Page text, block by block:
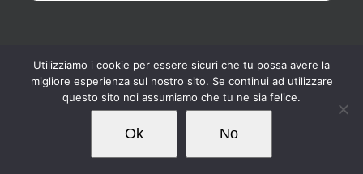
Copyright 2017 Tennis Club Kipling | All Rights Reserved |Privacy
Cookies| Powered byLoto Servizi
FacebookInstagram
Utilizziamo i cookie per essere sicuri che tu possa avere la
migliore esperienza sul nostro sito. Se continui ad utilizzare
questo sito noi assumiamo che tu ne sia felice.
Ok No